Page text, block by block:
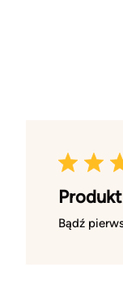
Bądź